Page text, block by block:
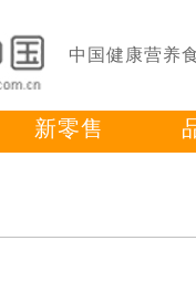
中国健康营养
新零售